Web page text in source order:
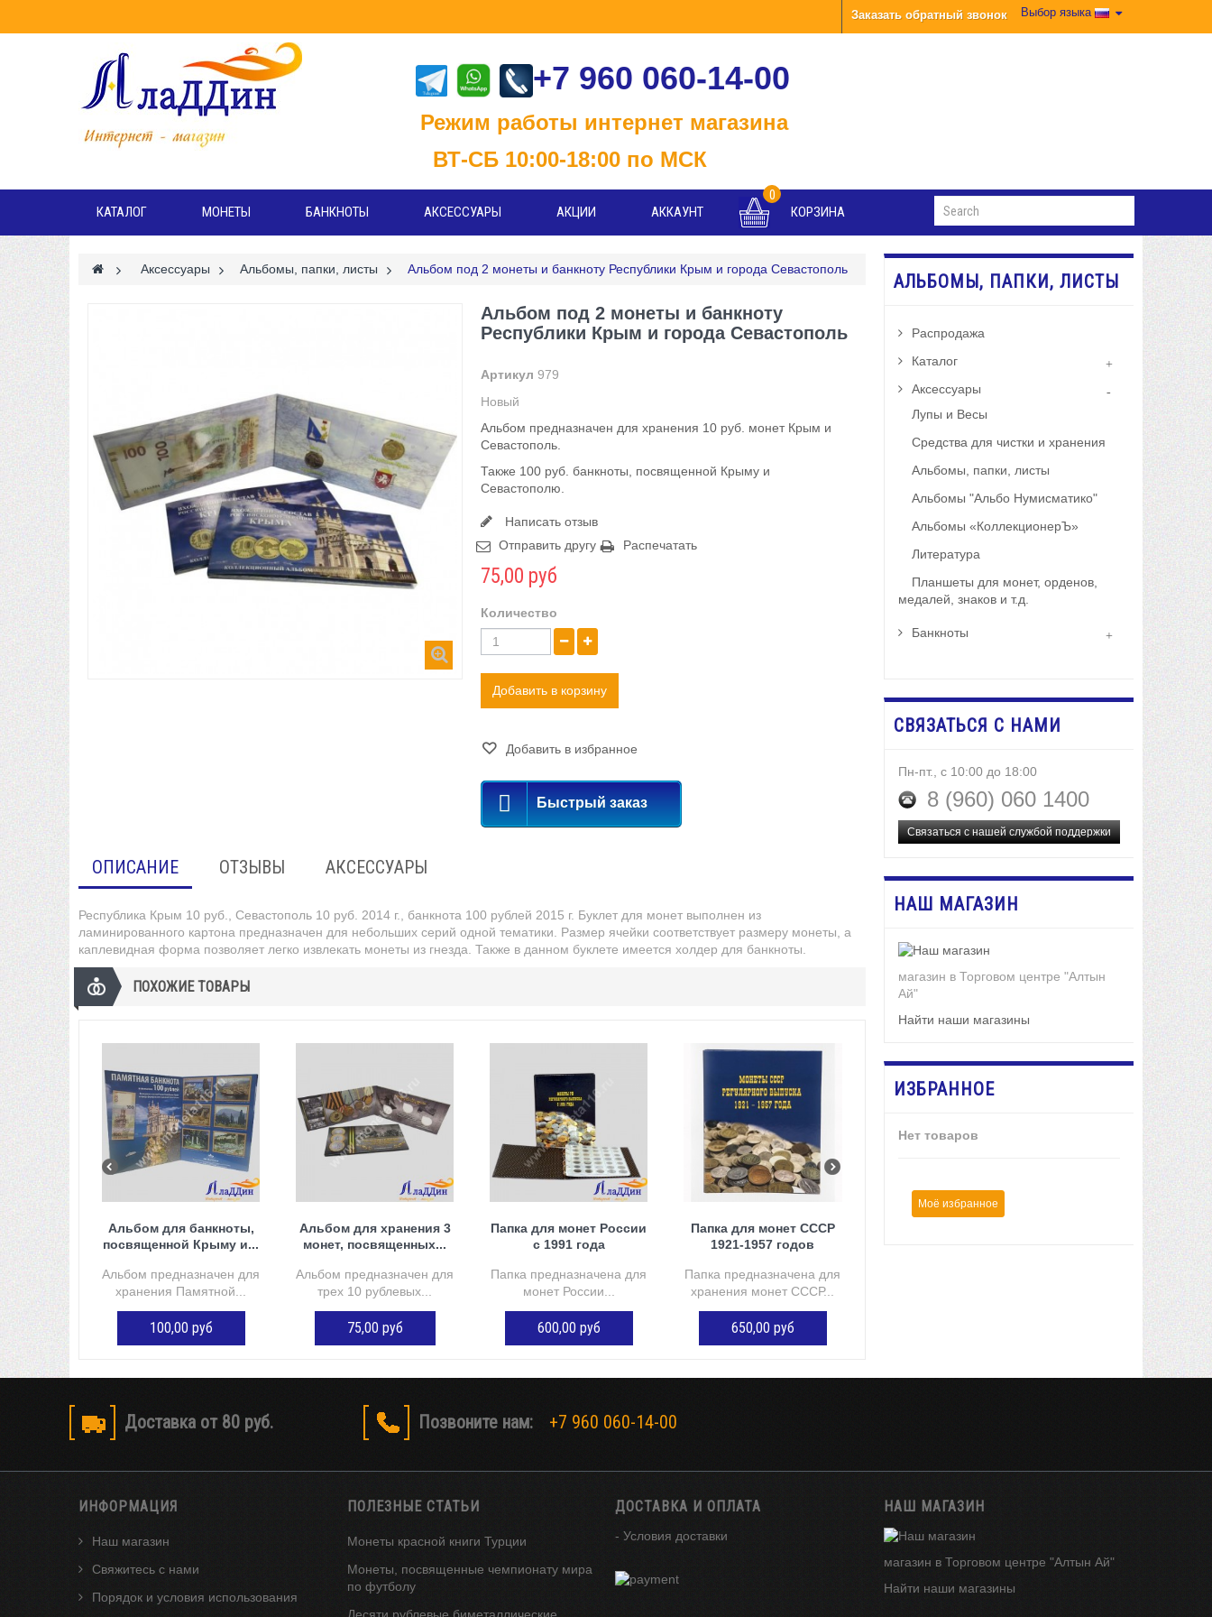
Выбор языка
Заказать обратный звонок
+7 960 060-14-00
Режим работы интернет магазина
ВТ-СБ 10:00-18:00 по МСК
КАТАЛОГ МОНЕТЫ БАНКНОТЫ АКСЕССУАРЫ АКЦИИ АККАУНТ
0
КОРЗИНА
> Аксессуары > Альбомы, папки, листы > Альбом под 2 монеты и банкноту Республики Крым и города Севастополь
Альбом под 2 монеты и банкноту
Республики Крым и города Севастополь
Артикул 979
Новый
Альбом предназначен для хранения 10 руб. монет Крым и
Севастополь.
Также 100 руб. банкноты, посвященной Крыму и
Севастополю.
Написать отзыв
Отправить другу
Распечатать
75,00 руб
Количество
Добавить в корзину
Добавить в избранное
Быстрый заказ
ОПИСАНИЕ ОТЗЫВЫ АКСЕССУАРЫ
Республика Крым 10 руб., Севастополь 10 руб. 2014 г., банкнота 100 рублей 2015 г. Буклет для монет выполнен из
ламинированного картона предназначен для небольших серий одной тематики. Размер ячейки соответствует размеру монеты, а
каплевидная форма позволяет легко извлекать монеты из гнезда. Также в данном буклете имеется холдер для банкноты.
ПОХОЖИЕ ТОВАРЫ
Альбом для банкноты,
посвященной Крыму и...
Альбом предназначен для
хранения Памятной...
100,00 руб
Альбом для хранения 3
монет, посвященных...
Альбом предназначен для
трех 10 рублевых...
75,00 руб
Папка для монет России
с 1991 года
Папка предназначена для
монет России...
600,00 руб
Папка для монет СССР
1921-1957 годов
Папка предназначена для
хранения монет СССР...
650,00 руб
АЛЬБОМЫ, ПАПКИ, ЛИСТЫ
Распродажа
Каталог
Аксессуары
Лупы и Весы
Средства для чистки и хранения
Альбомы, папки, листы
Альбомы "Альбо Нумисматико"
Альбомы «КоллекционерЪ»
Литература
Планшеты для монет, орденов,
медалей, знаков и т.д.
Банкноты
СВЯЗАТЬСЯ С НАМИ
Пн-пт., с 10:00 до 18:00
8 (960) 060 1400
Связаться с нашей службой поддержки
НАШ МАГАЗИН
магазин в Торговом центре "Алтын
Ай"
Найти наши магазины
ИЗБРАННОЕ
Нет товаров
Моё избранное
Доставка от 80 руб. Позвоните нам: +7 960 060-14-00
ИНФОРМАЦИЯ
Наш магазин
Свяжитесь с нами
Порядок и условия использования
ПОЛЕЗНЫЕ СТАТЬИ
Монеты красной книги Турции
Монеты, посвященные чемпионату мира
по футболу
Десяти рублевые биметаллические
ДОСТАВКА И ОПЛАТА
- Условия доставки
НАШ МАГАЗИН
магазин в Торговом центре "Алтын Ай"
Найти наши магазины